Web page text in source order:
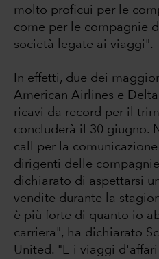
molto proficui per le
come per le compagnie
società legate ai viaggi".
In effetti, due dei
American Airlines e
ricavi da record per il
concluderà il 30 giugno.
call per la
dirigenti delle
dichiarato di aspettarsi
vendite durante la
è più forte di quanto io
carriera", ha dichiarato
United. "E i viaggi